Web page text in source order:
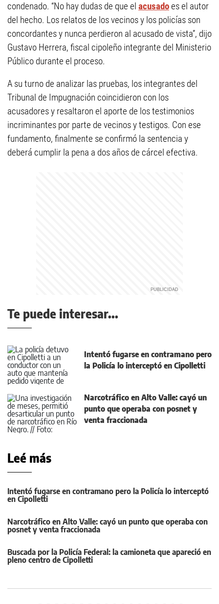
condenado. “No hay dudas de que el acusadoes el autor
del hecho. Los relatos de los vecinos y los policías son
concordantes y nunca perdieron al acusado de vista”, dijo
Gustavo Herrera, fiscal cipoleño integrante del Ministerio
Público durante el proceso.
A su turno de analizar las pruebas, los integrantes del
Tribunal de Impugnación coincidieron con los
acusadores y resaltaron el aporte de los testimonios
incriminantes por parte de vecinos y testigos. Con ese
fundamento, finalmente se confirmó la sentencia y
deberá cumplir la pena a dos años de cárcel efectiva.
Te puede interesar...
Intentó fugarse en contramano pero
la Policía lo interceptó en Cipolletti
Narcotráfico en Alto Valle: cayó un
punto que operaba con posnet y
venta fraccionada
Leé más
Intentó fugarse en contramano pero la Policía lo interceptó
en Cipolletti
Narcotráfico en Alto Valle: cayó un punto que operaba con
posnet y venta fraccionada
Buscada por la Policía Federal: la camioneta que apareció en
pleno centro de Cipolletti